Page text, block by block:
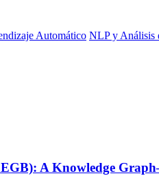
Automático NLP y Análisis
A Knowledge